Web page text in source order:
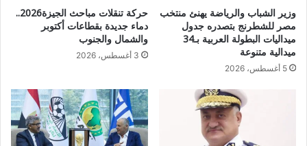
وزير الشباب والرياضة يهنئ منتخب
مصر للشطرنج بتصدره جدول
ميداليات البطولة العربية بـ34
ميدالية متنوعة
5 أغسطس، 2026
حركة تنقلات مباحث الجيزة2026..
دماء جديدة بقطاعات أكتوبر
والشمال والجنوب
3 أغسطس، 2026